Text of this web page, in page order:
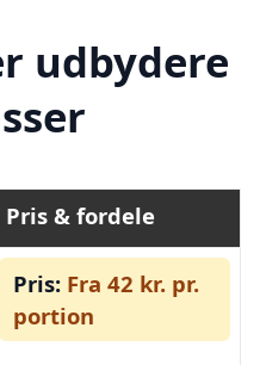
udbydere
Pris & fordele
Pris: Fra 42 kr. pr.
portion